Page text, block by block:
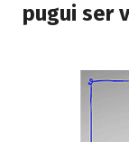
pugui ser